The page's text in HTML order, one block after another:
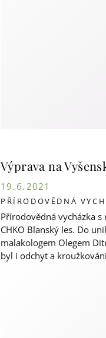
Výprava na
19. 6. 2021
PŘÍRODOVĚDNÁ
Přírodovědná vycházka s
CHKO Blanský les. Do
malakologem Olegem
byl i odchyt a